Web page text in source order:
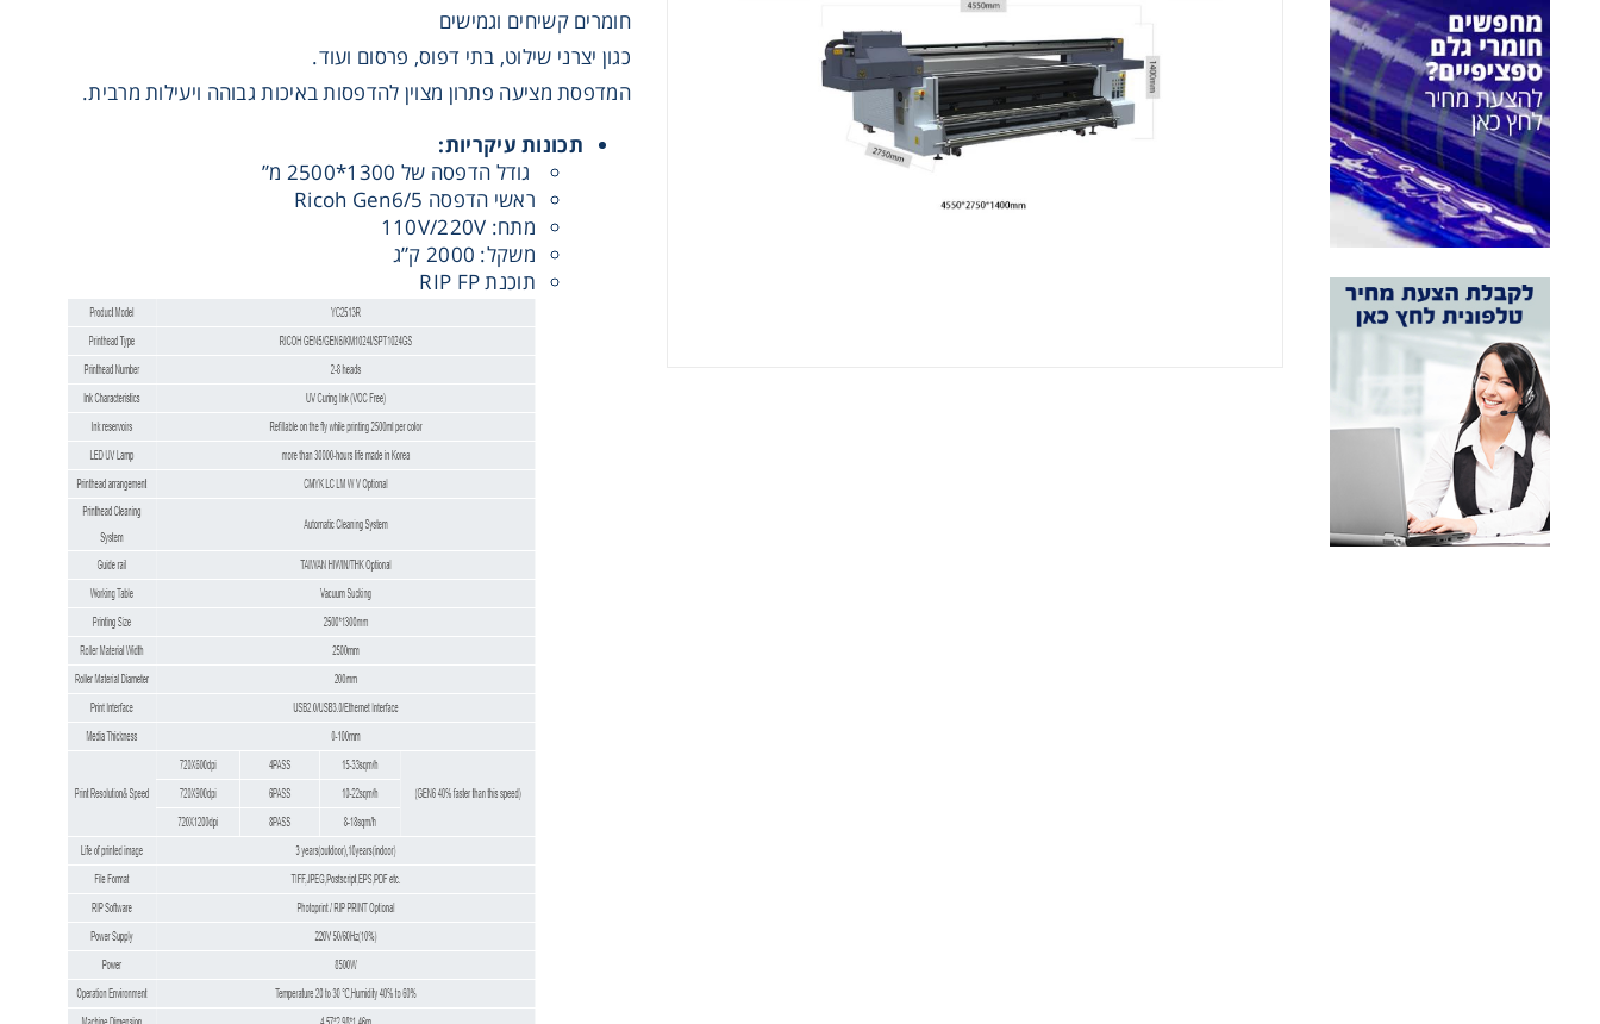
חומרים קשיחים וגמישים
כגון יצרני שילוט, בתי דפוס, פרסום ועוד.
המדפסת מציעה פתרון מצוין להדפסות באיכות גבוהה ויעילות מרבית.
תכונות עיקריות:
גודל הדפסה של 1300*2500 מ”
ראשי הדפסה Ricoh Gen6/5
מתח: 110V/220V
משקל: 2000 ק”ג
תוכנת RIP FP
אני מאשר קבלת חומרים פרסומים מגטר